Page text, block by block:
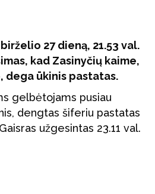
27 dieną, 21.53 val.
kad Zasinyčių kaime,
dega ūkinis pastatas.
gelbėtojams pusiau
dengtas šiferiu pastatas
užgesintas 23.11 val.